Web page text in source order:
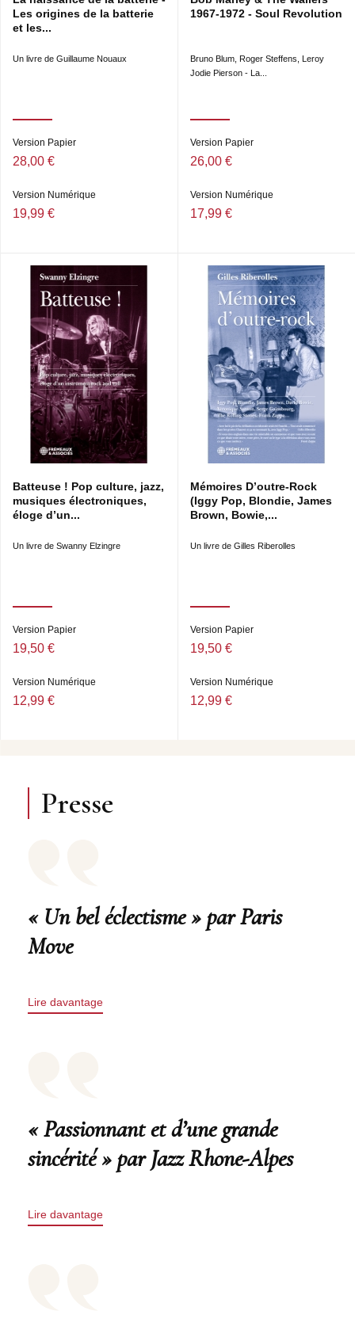
336 pages
Les origines de la batterie
et les...
Un livre de Guillaume Nouaux
Version Papier
28,00 €
Version Numérique
19,99 €
1967-1972 - Soul Revolution
Bruno Blum, Roger Steffens, Leroy
Jodie Pierson - La...
Version Papier
26,00 €
Version Numérique
17,99 €
Batteuse ! Pop culture, jazz,
musiques électroniques,
éloge d’un...
Un livre de Swanny Elzingre
Version Papier
19,50 €
Version Numérique
12,99 €
Mémoires D’outre-Rock
(Iggy Pop, Blondie, James
Brown, Bowie,...
Un livre de Gilles Riberolles
Version Papier
19,50 €
Version Numérique
12,99 €
Presse
« Un bel éclectisme » par Paris
Move
Lire davantage
« Passionnant et d’une grande
sincérité » par Jazz Rhone-Alpes
Lire davantage